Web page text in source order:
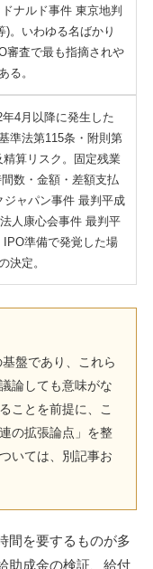
ナルド事件 東京地判
)。いわゆる名ばかり
審査で最も指摘されや
る。
4月以降に発生した
準法第115条・附則第
精算リスク。固定残業
数・金額・差額支払
ジャパン事件 最判平成
人康心会事件 最判平
IPO準備で発覚した場
決定。
盤であり、これら
論しても意味がな
ことを前提に、こ
の拡張論点」を整
いては、別記事お
間を要するものが多
助成金の検証、給付